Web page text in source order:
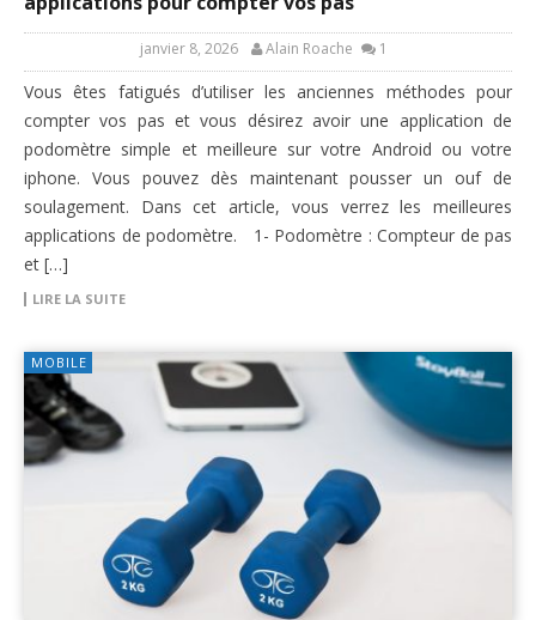
janvier 8, 2026 Alain Roache 1
Vous êtes fatigués d’utiliser les anciennes méthodes pour
compter vos pas et vous désirez avoir une application de
podomètre simple et meilleure sur votre Android ou votre
iphone. Vous pouvez dès maintenant pousser un ouf de
soulagement. Dans cet article, vous verrez les meilleures
applications de podomètre. 1- Podomètre : Compteur de pas
et […]
LIRE LA SUITE
MOBILE